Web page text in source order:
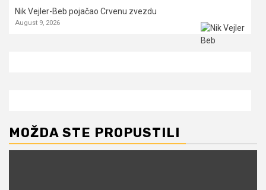
Nik Vejler-Beb pojačao Crvenu zvezdu
August 9, 2026
MOŽDA STE PROPUSTILI